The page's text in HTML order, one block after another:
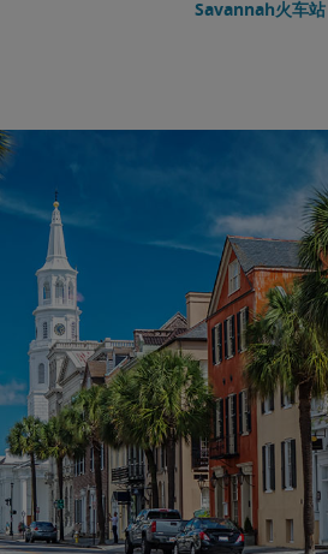
Savannah火车站